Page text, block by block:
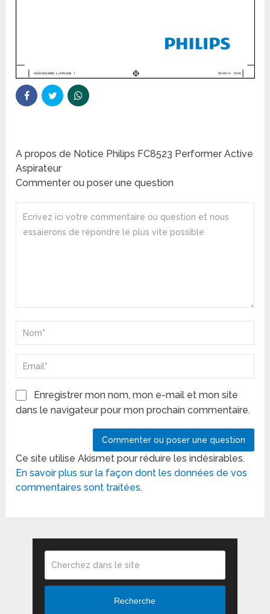
A propos de Notice Philips FC8523 Performer Active
Aspirateur
Commenter ou poser une question
Enregistrer mon nom, mon e-mail et mon site
dans le navigateur pour mon prochain commentaire.
Ce site utilise Akismet pour réduire les indésirables.
En savoir plus sur la façon dont les données de vos
commentaires sont traitées.
Recherche